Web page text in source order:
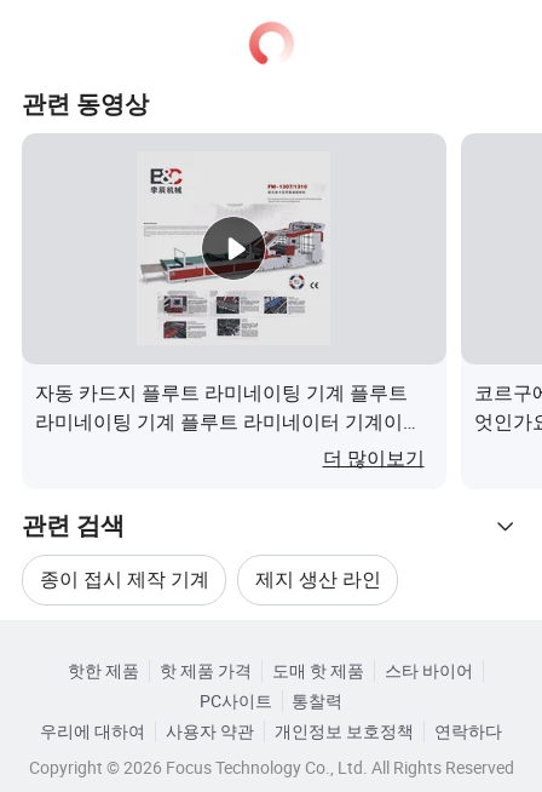
3.실린더 금형 성형 및 효율적인 건조 단계
실린더 금형 또는 다중 실린더 설정을 활용하여 균일한 두
께와 향상된 강성을 달성하며 고품질 용지 출력을 위한 효
선택 사양 크기 설정 을 누르거나 표면 을 누릅니다
크기 프레스 또는 표면 프레스와 같은 사용자 지정 가능한
단계를 통해 표면 강도, 강성, 방수 및 인쇄 가능성을 개선할
고품질 최종 제품
고급 성형, 접착제 도포 및 건조 기술을 통해 이 기계는 강하
고 균일한 고성능 골판지 용지를 지속적으로 공급합니다.
1.왜 우리는 당신의 회사를 선택하는가, 나를 위해 무엇을
고 있습니다.
B. 제품의 품질을 보증하기 위해 최고의 강철을 사용합니다
C. 보증: 우리는 1년 보증을 제공합니다.
E. 우리는 항상 사실과 질을 가지고 말합니다
2.공장을 어떻게 방문합니까?
저희는 Henan 성 Zhengzhou 시에 위치해 있습니다. 만약
여러분이 비행기로 오시다면, 광저우시에서 약 2시간, 상하
관련 동영상
자동 카드지 플루트 라미네이팅 기계 플루트
라미네이팅 기계 플루트 라미네이터 기계이
더 많이보기
코르구
엇인가
관련 검색
종이 접시 제작 기계 제지 생산 라인
종이 파이프 제조 기계 종이 튜브 제작 기계
핫한 제품 핫 제품 가격 도매 핫 제품
스타 바이어
PC사이트
통찰력
우리에 대하여
사용자 약관 개인정보 보호정책
연락하다
Copyright © 2026 Focus Technology Co., Ltd. All Rights Reserved